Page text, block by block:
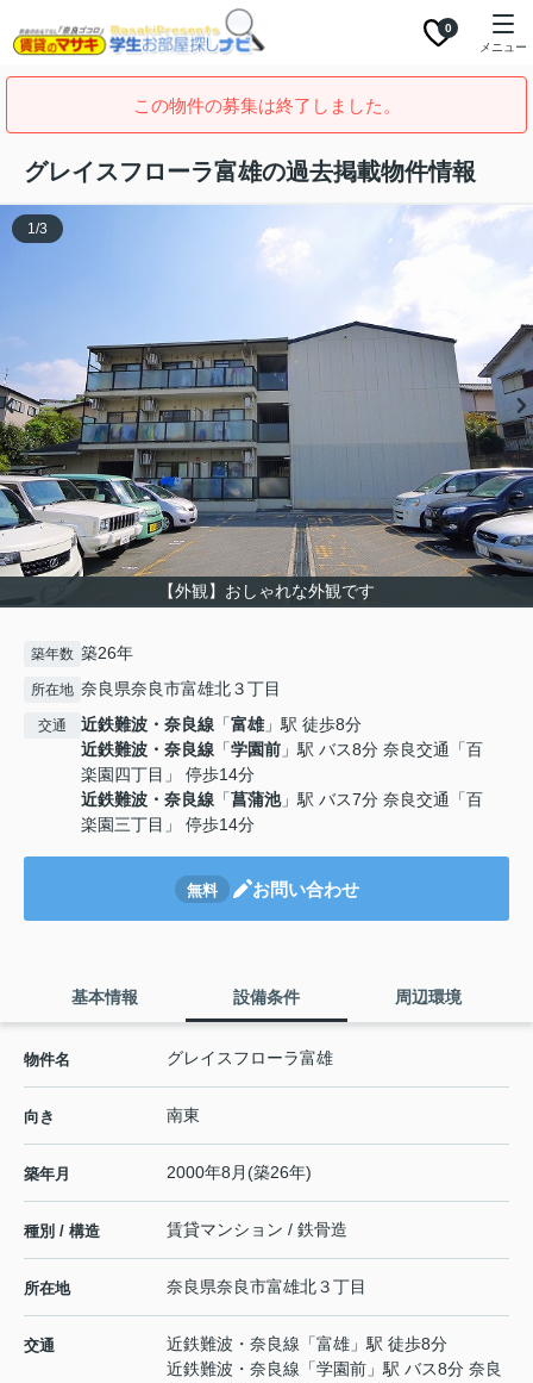
0
メニュー
この物件の募集は終了しました。
グレイスフローラ富雄の過去掲載物件情報
【外観】おしゃれな外観です
1/3
築年数 築26年
所在地 奈良県奈良市富雄北３丁目
交通 近鉄難波・奈良線 「富雄」駅 徒歩8分
近鉄難波・奈良線 「学園前 」駅 バス8分 奈良交通「百
楽園四丁目」 停歩14分
近鉄難波・奈良線 「菖蒲池」駅 バス7分 奈良交通「百
楽園三丁目」 停歩14分
無料 お問い合わせ
基本情報 設備条件 周辺環境
物件名 グレイスフローラ富雄
向き 南東
築年月 2000年8月(築26年)
種別 / 構造 賃貸マンション / 鉄骨造
所在地 奈良県奈良市富雄北３丁目
交通 近鉄難波・奈良線 「富雄 」駅 徒歩8分
近鉄難波・奈良線 「学園前 」駅 バス8分 奈良